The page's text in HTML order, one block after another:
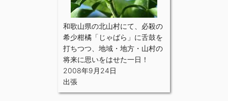
和歌山県の北山村にて、必殺の
希少柑橘「じゃばら」に舌鼓を
打ちつつ、地域・地方・山村の
将来に思いをはせた一日！
2008年9月24日
出張